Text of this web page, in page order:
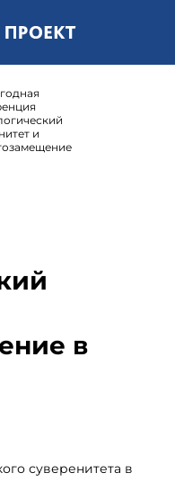
и
в
суверенитета в